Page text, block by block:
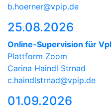
b.hoerner@vpip.de
25.08.2026
Online-Supervision für
Plattform Zoom
Carina Haindl Strnad
c.haindlstrnad@vpip.de
01.09.2026